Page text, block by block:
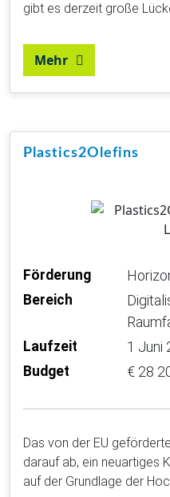
gibt es derzeit große
Mehr
Plastics2Olefins
Förderung
Bereich
Laufzeit 1 Juni
Budget € 28
Das von der EU
darauf ab, ein neuartiges
auf der Grundlage der